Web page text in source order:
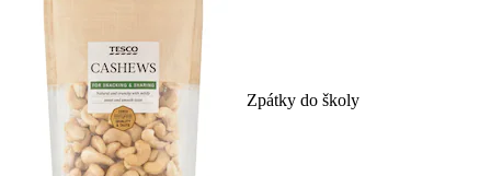
Zpátky do školy